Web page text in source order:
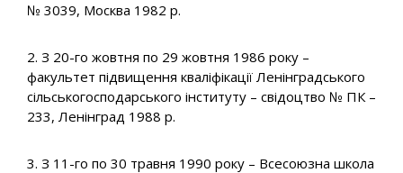
№ 3039, Москва 1982 р.
2. З 20-го жовтня по 29 жовтня 1986 року –
факультет підвищення кваліфікації Ленінградського
сільськогосподарського інституту – свідоцтво № ПК –
233, Ленінград 1988 р.
3. З 11-го по 30 травня 1990 року – Всесоюзна школа